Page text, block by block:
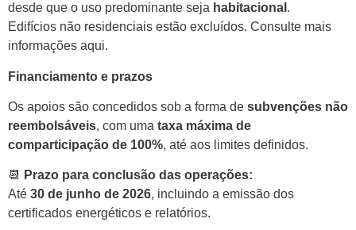
desde que o uso predominante seja habitacional .
Edifícios não residenciais estão excluídos. Consulte mais
informações aqui.
Financiamento e prazos
Os apoios são concedidos sob a forma de subvenções não
reembolsáveis, com uma taxa máxima de
comparticipação de 100%, até aos limites definidos.
📆
Prazo para conclusão das operações:
Até 30 de junho de 2026, incluindo a emissão dos
certificados energéticos e relatórios.